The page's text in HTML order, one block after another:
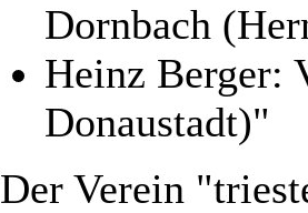
Dornbach
Heinz Berger:
Donaustadt)"
Der Verein